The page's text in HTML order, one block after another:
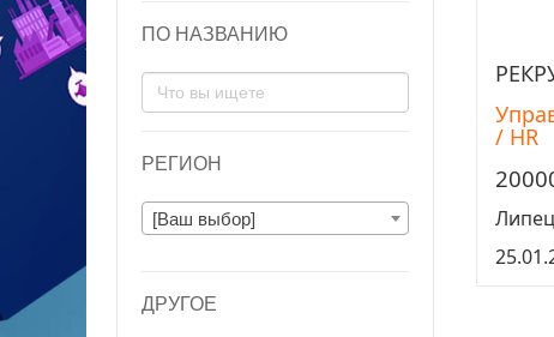
ПО НАЗВАНИЮ
РЕГИОН
[Ваш выбор]
ДРУГОЕ
/ HR